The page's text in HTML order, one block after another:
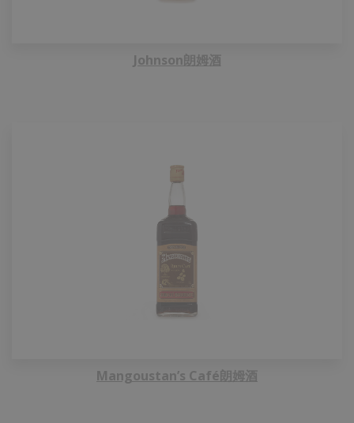
Johnson朗姆酒
Mangoustan’s Café朗姆酒